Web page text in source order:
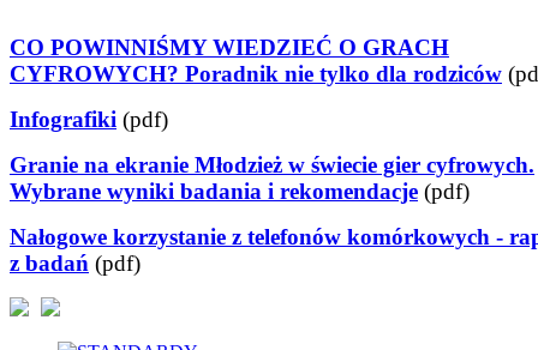
CO POWINNIŚMY WIEDZIEĆ O GRACH
CYFROWYCH? Poradnik nie tylko dla rodziców
Infografiki (pdf)
Granie na ekranie Młodzież w świecie gier cyfrowych.
Wybrane wyniki badania i rekomendacje (pdf)
Nałogowe korzystanie z telefonów komórkowych -
z badań (pdf)